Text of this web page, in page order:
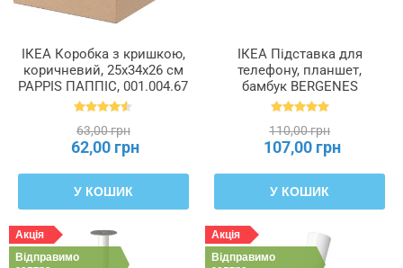
ІКЕА Коробка з кришкою,
коричневий, 25x34x26 см
PAPPIS ПАППІС, 001.004.67
63,00 грн
62,00 грн
У КОШИК
ІКЕА Підставка для
телефону, планшет,
бамбук BERGENES
БЕРГЕНЕС, 104.579.99
110,00 грн
107,00 грн
У КОШИК
Акція
Відправимо
Акція
Відправимо